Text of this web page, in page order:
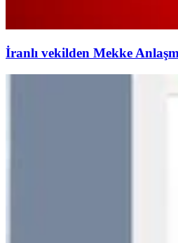
İranlı vekilden Mekke